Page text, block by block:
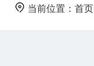
当前位置： 首页